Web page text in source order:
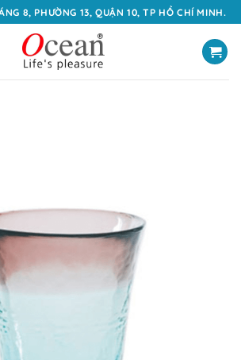
8, PHƯỜNG 13, QUẬN 10, TP HỒ CHÍ MINH.